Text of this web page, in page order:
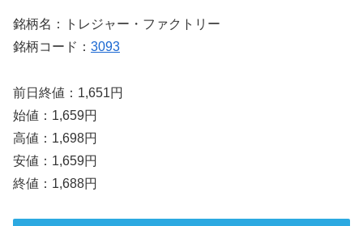
銘柄名：トレジャー・ファクトリー
銘柄コード： 3093
前日終値：1,651円
始値：1,659円
高値：1,698円
安値：1,659円
終値：1,688円